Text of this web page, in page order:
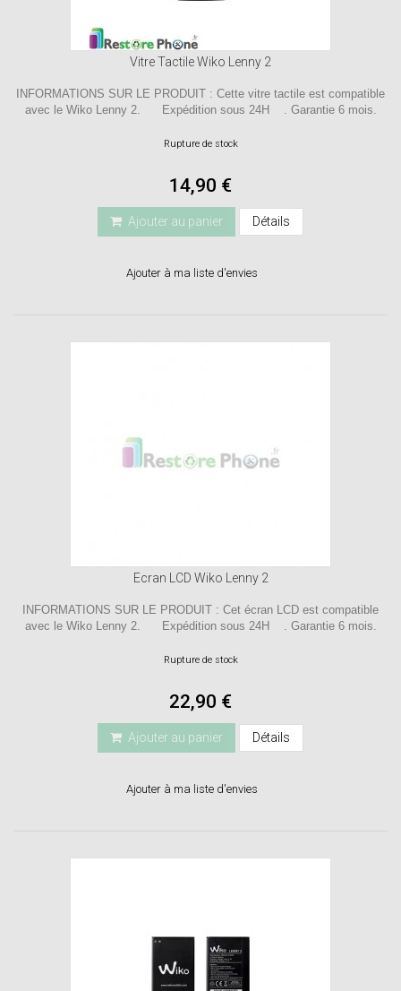
Vitre Tactile Wiko Lenny 2
INFORMATIONS SUR LE PRODUIT : Cette vitre tactile est compatible
avec le Wiko Lenny 2. Expédition sous 24H . Garantie 6 mois.
Rupture de stock
14,90 €
Ajouter au panier Détails
Ajouter à ma liste d'envies
Ecran LCD Wiko Lenny 2
INFORMATIONS SUR LE PRODUIT : Cet écran LCD est compatible
avec le Wiko Lenny 2. Expédition sous 24H . Garantie 6 mois.
Rupture de stock
22,90 €
Ajouter au panier Détails
Ajouter à ma liste d'envies